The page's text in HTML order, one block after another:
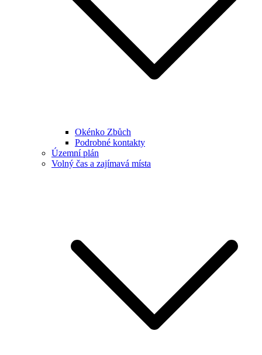
Okénko Zbůch
Podrobné kontakty
Územní plán
Volný čas a zajímavá místa